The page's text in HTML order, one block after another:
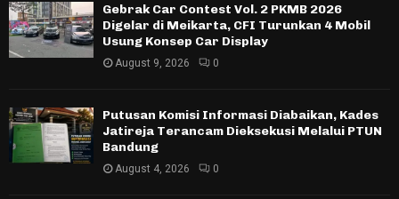
Gebrak Car Contest Vol. 2 PKMB 2026
Digelar di Meikarta, CFI Turunkan 4 Mobil
Usung Konsep Car Display
August 9, 2026 0
Putusan Komisi Informasi Diabaikan, Kades
Jatireja Terancam Dieksekusi Melalui PTUN
Bandung
August 4, 2026 0